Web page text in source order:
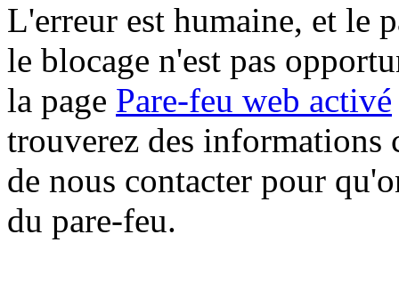
L'erreur est humaine, et le
le blocage n'est pas
la page Pare-feu web activé
trouverez des informations
de nous contacter pour
du pare-feu.